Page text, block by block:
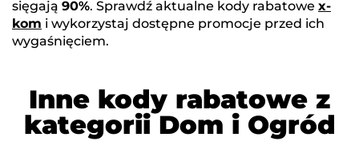
sięgają 90%. Sprawdź aktualne kody rabatowe x-
kom i wykorzystaj dostępne promocje przed ich
wygaśnięciem.
Inne kody rabatowe z
kategorii Dom i Ogród